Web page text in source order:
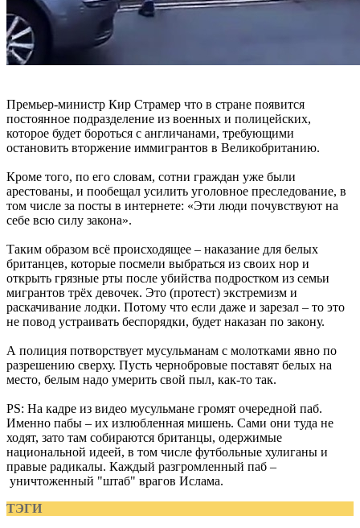
Премьер-министр Кир Страмер что в стране появится
постоянное подразделение из военных и полицейских,
которое будет бороться с англичанами, требующими
остановить вторжение иммигрантов в Великобританию.
Кроме того, по его словам, сотни граждан уже были
арестованы, и пообещал усилить уголовное преследование, в
том числе за посты в интернете: «Эти люди почувствуют на
себе всю силу закона».
Таким образом всё происходящее – наказание для белых
британцев, которые посмели выбраться из своих нор и
открыть грязные рты после убийства подростком из семьи
мигрантов трёх девочек. Это (протест) экстремизм и
раскачивание лодки. Потому что если даже и зарезал – то это
не повод устраивать беспорядки, будет наказан по закону.
А полиция потворствует мусульманам с молотками явно по
разрешению сверху. Пусть чернобровые поставят белых на
место, белым надо умерить свой пыл, как-то так.
PS: На кадре из видео мусульмане громят очередной паб.
Именно пабы – их излюбленная мишень. Сами они туда не
ходят, зато там собираются британцы, одержимые
национальной идеей, в том числе футбольные хулиганы и
правые радикалы. Каждый разгромленный паб –
уничтоженный "штаб" врагов Ислама.
ТЭГИ